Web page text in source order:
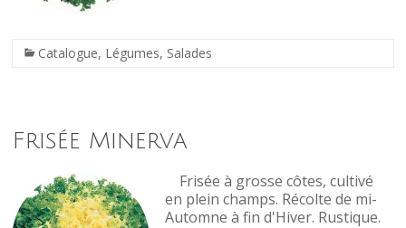
Catalogue, Légumes, Salades
Frisée Minerva
Frisée à grosse côtes, cultivé
en plein champs. Récolte de mi-
Automne à fin d'Hiver. Rustique.